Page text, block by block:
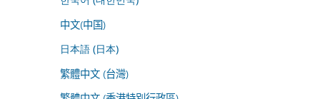
中文(中国)
日本語 (日本)
繁體中文 (台灣)